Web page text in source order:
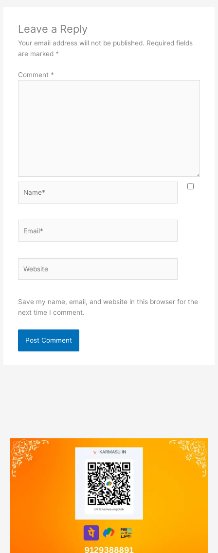
Leave a Reply
Your email address will not be published. Required fields
are marked *
Comment *
Save my name, email, and website in this browser for the
next time I comment.